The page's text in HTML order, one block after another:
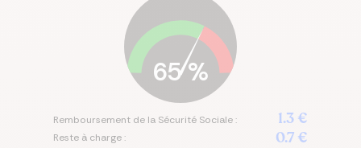
65%
Remboursement de la Sécurité Sociale :
Reste à charge :
1.3 €
0.7 €